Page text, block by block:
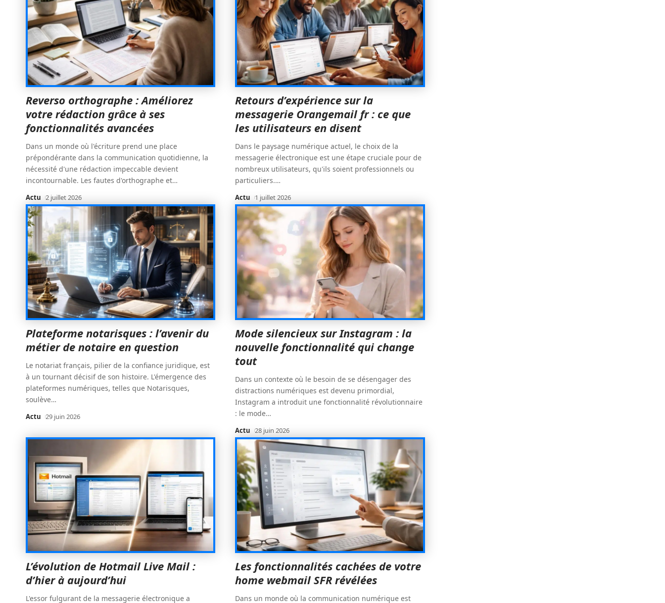
Reverso orthographe : Améliorez
votre rédaction grâce à ses
fonctionnalités avancées
Dans un monde où l'écriture prend une place
prépondérante dans la communication quotidienne, la
nécessité d'une rédaction impeccable devient
incontournable. Les fautes d'orthographe et…
Actu 2 juillet 2026
Retours d’expérience sur la
messagerie Orangemail fr : ce que
les utilisateurs en disent
Dans le paysage numérique actuel, le choix de la
messagerie électronique est une étape cruciale pour de
nombreux utilisateurs, qu'ils soient professionnels ou
particuliers.…
Actu 1 juillet 2026
Plateforme notarisques : l’avenir du
métier de notaire en question
Le notariat français, pilier de la confiance juridique, est
à un tournant décisif de son histoire. L'émergence des
plateformes numériques, telles que Notarisques,
soulève…
Actu 29 juin 2026
Mode silencieux sur Instagram : la
nouvelle fonctionnalité qui change
tout
Dans un contexte où le besoin de se désengager des
distractions numériques est devenu primordial,
Instagram a introduit une fonctionnalité révolutionnaire
: le mode…
Actu 28 juin 2026
L’évolution de Hotmail Live Mail :
d’hier à aujourd’hui
L'essor fulgurant de la messagerie électronique a
Les fonctionnalités cachées de votre
home webmail SFR révélées
Dans un monde où la communication numérique est